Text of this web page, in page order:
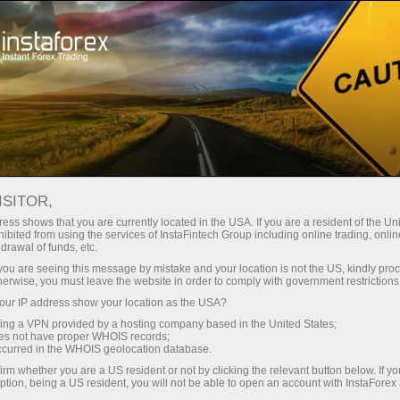
Трейдерам Форекс обзоры Обзоры
03.06.2026: Аналитические
обзоры Форекс: Спрос на доллар
сохраняется. Видеопрогноз на 3
июня
shows that you are currently located in the USA. If you are a resident of the
from using the services of InstaFintech Group including online trading,
of funds, etc.
are seeing this message by mistake and your location is not the US, kindly
you must leave the website in order to comply with government
IP address show your location as the USA?
a VPN provided by a hosting company based in the United States;
not have proper WHOIS records;
in the WHOIS geolocation database.
whether you are a US resident or not by clicking the relevant button below. If
being a US resident, you will not be able to open an account with InstaForex